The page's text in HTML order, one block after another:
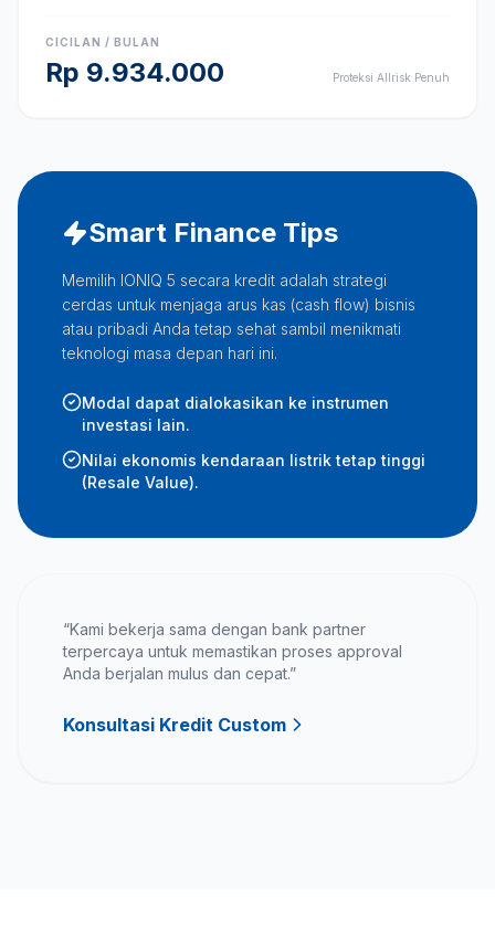
CICILAN / BULAN
Rp 9.934.000 Proteksi Allrisk Penuh
Smart Finance Tips
Memilih IONIQ 5 secara kredit adalah strategi
cerdas untuk menjaga arus kas (cash flow) bisnis
atau pribadi Anda tetap sehat sambil menikmati
teknologi masa depan hari ini.
Modal dapat dialokasikan ke instrumen
investasi lain.
Nilai ekonomis kendaraan listrik tetap tinggi
(Resale Value).
“Kami bekerja sama dengan bank partner
terpercaya untuk memastikan proses approval
Anda berjalan mulus dan cepat.”
Konsultasi Kredit Custom